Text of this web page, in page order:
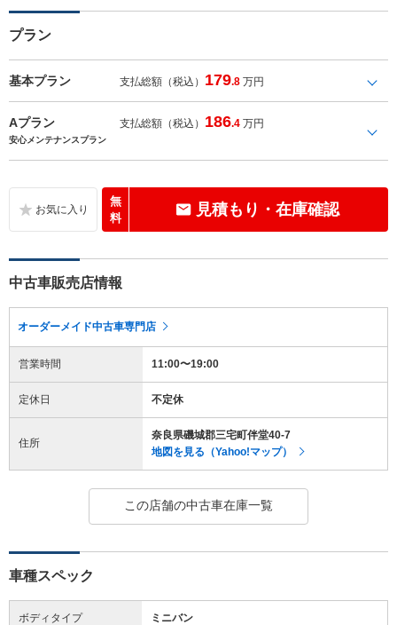
プラン
基本プラン 支払総額（税込） 179.8 万円
Aプラン 支払総額（税込） 186.4 万円
安心メンテナンスプラン
無
料
見積もり・在庫確認
中古車販売店情報
オーダーメイド中古車専門店
営業時間 11:00〜19:00
定休日 不定休
住所
奈良県磯城郡三宅町伴堂40-7
地図を見る（Yahoo!マップ）
この店舗の中古車在庫一覧
車種スペック
ボディタイプ ミニバン